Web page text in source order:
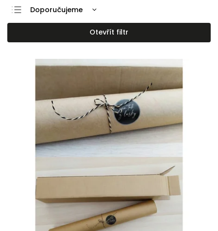
Doporučujeme
Nejlevnější
Nejdražší
Otevřít filtr